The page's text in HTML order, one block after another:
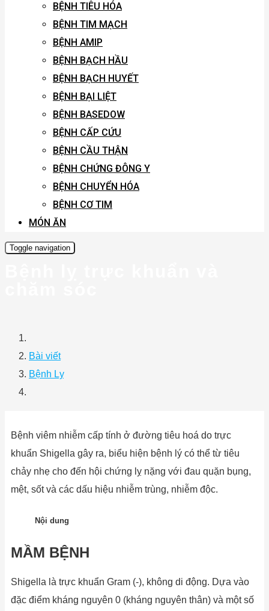
BỆNH TIÊU HÓA
BỆNH TIM MẠCH
BỆNH AMIP
BỆNH BẠCH HẦU
BỆNH BẠCH HUYẾT
BỆNH BẠI LIỆT
BỆNH BASEDOW
BỆNH CẤP CỨU
BỆNH CẦU THẬN
BỆNH CHỨNG ĐÔNG Y
BỆNH CHUYỂN HÓA
BỆNH CƠ TIM
MÓN ĂN
Toggle navigation
Bài viết
Bệnh Lỵ
Bệnh viêm nhiễm cấp tính ở đường tiêu hoá do trực
khuẩn Shigella gây ra, biểu hiện bệnh lý có thể từ tiêu
chảy nhẹ cho đến hội chứng lỵ nặng với đau quặn bụng,
mệt, sốt và các dấu hiệu nhiễm trùng, nhiễm độc.
Nội dung
MẦM BỆNH
Shigella là trực khuẩn Gram (-), không di động. Dựa vào
đặc điểm kháng nguyên 0 (kháng nguyên thân) và một số